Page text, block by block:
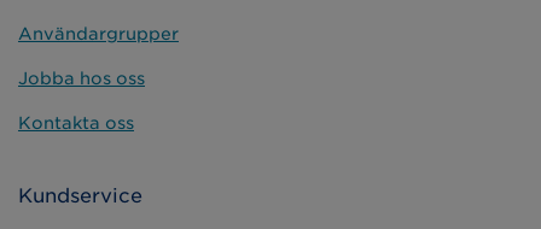
Användargrupper
Jobba hos oss
Kontakta oss
Kundservice